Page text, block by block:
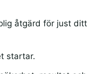
åtgärd för just ditt
startar.